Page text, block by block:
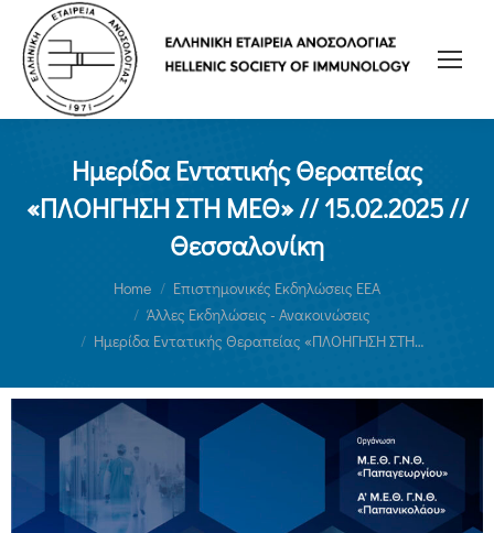
Ημερίδα Εντατικής Θεραπείας
«ΠΛΟΗΓΗΣΗ ΣΤΗ ΜΕΘ» // 15.02.2025 //
Θεσσαλονίκη
You are here:Home
Επιστημονικές Εκδηλώσεις ΕΕΑ
Άλλες Εκδηλώσεις - Ανακοινώσεις
Ημερίδα Εντατικής Θεραπείας «ΠΛΟΗΓΗΣΗ ΣΤΗ…